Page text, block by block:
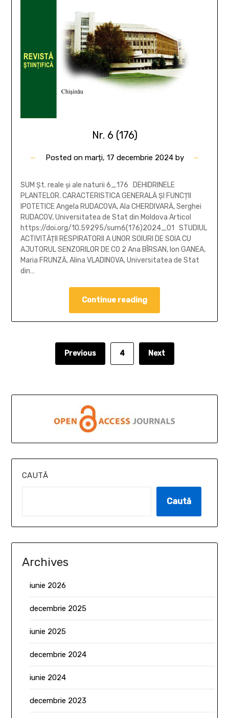
Nr. 6 (176)
Posted on marți, 17 decembrie 2024by
SUM Șt. reale și ale naturii 6_176 DEHIDRINELE
PLANTELOR. CARACTERISTICA GENERALĂ ȘI FUNCȚII
IPOTETICE Angela RUDACOVA, Ala CHERDIVARĂ, Serghei
RUDACOV, Universitatea de Stat din Moldova Articol
https://doi.org/10.59295/sum6(176)2024_01 STUDIUL
ACTIVITĂȚII RESPIRATORII A UNOR SOIURI DE SOIA CU
AJUTORUL SENZORILOR DE CO 2 Ana BÎRSAN, Ion GANEA,
Maria FRUNZĂ, Alina VLADINOVA, Universitatea de Stat
din…
Continue reading
Previous 4 Next
CAUTĂ
Caută
Archives
iunie 2026
decembrie 2025
iunie 2025
decembrie 2024
iunie 2024
decembrie 2023